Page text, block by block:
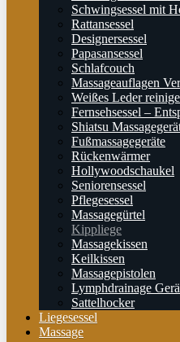
Schwingsessel mit
Rattansessel
Designersessel
Papasansessel
Schlafcouch
Massageauflagen
Weißes Leder
Fernsehsessel –
Shiatsu
Fußmassagegeräte
Rückenwärmer
Hollywoodschaukel
Seniorensessel
Pflegesessel
Massagegürtel
Kippliege
Massagekissen
Keilkissen
Massagepistolen
Lymphdrainage
Sattelhocker
Liegesessel
Massage